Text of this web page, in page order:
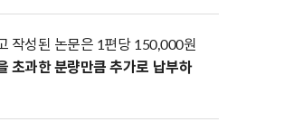
작성된 논문은 1편당 150,000원
초과한 분량만큼 추가로 납부하